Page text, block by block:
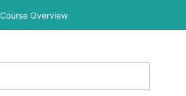
Course Overview